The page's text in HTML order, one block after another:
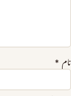
نام *